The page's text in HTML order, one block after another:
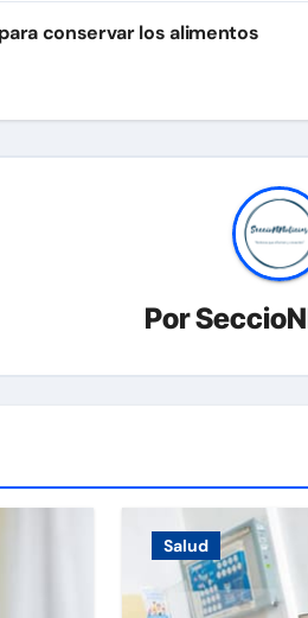
conservar los alimentos
Por
Salud